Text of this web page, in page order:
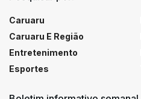
Caruaru
Caruaru E Região
Entretenimento
Esportes